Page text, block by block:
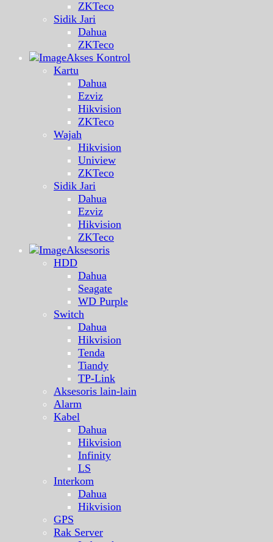
ZKTeco
Sidik Jari
Dahua
ZKTeco
Akses Kontrol
Kartu
Dahua
Ezviz
Hikvision
ZKTeco
Wajah
Hikvision
Uniview
ZKTeco
Sidik Jari
Dahua
Ezviz
Hikvision
ZKTeco
Aksesoris
HDD
Dahua
Seagate
WD Purple
Switch
Dahua
Hikvision
Tenda
Tiandy
TP-Link
Aksesoris lain-lain
Alarm
Kabel
Dahua
Hikvision
Infinity
LS
Interkom
Dahua
Hikvision
GPS
Rak Server